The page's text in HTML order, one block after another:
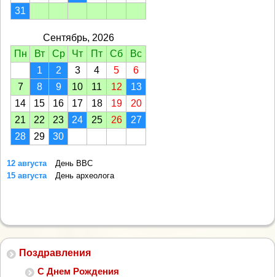
Поздравления
С Днем Рождения
31
Сентябрь, 2026
Пн
Вт Ср Чт Пт Сб
Вс
1
2 3 4 5
6
7
8 9 10 11 12
13
14
15 16 17 18 19
20
21
22 23 24 25 26
27
28
29 30
12 августа
День ВВС
15 августа
День археолога